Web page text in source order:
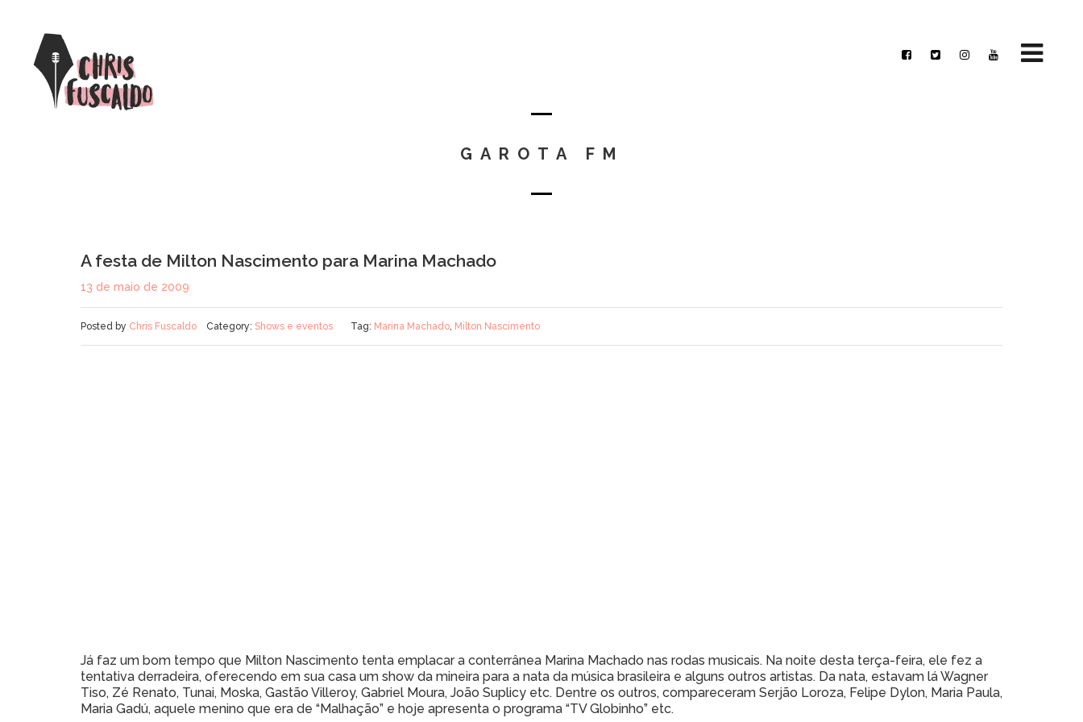
GAROTA FM
A festa de Milton Nascimento para Marina Machado
13 de maio de 2009
Posted by Chris Fuscaldo Category: Shows e eventos Tag: Marina Machado, Milton Nascimento
Já faz um bom tempo que Milton Nascimento tenta emplacar a conterrânea Marina Machado nas rodas musicais. Na noite desta terça-feira, ele fez a
tentativa derradeira, oferecendo em sua casa um show da mineira para a nata da música brasileira e alguns outros artistas. Da nata, estavam lá Wagner
Tiso, Zé Renato, Tunai, Moska, Gastão Villeroy, Gabriel Moura, João Suplicy etc. Dentre os outros, compareceram Serjão Loroza, Felipe Dylon, Maria Paula,
Maria Gadú, aquele menino que era de “Malhação” e hoje apresenta o programa “TV Globinho” etc.